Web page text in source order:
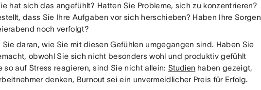
hat sich das angefühlt? Hatten Sie Probleme, sich zu konzentrieren?
dass Sie Ihre Aufgaben vor sich herschieben? Haben Ihre Sorgen
noch verfolgt?
daran, wie Sie mit diesen Gefühlen umgegangen sind. Haben Sie
obwohl Sie sich nicht besonders wohl und produktiv gefühlt
so auf Stress reagieren, sind Sie nicht allein: Studien haben gezeigt,
denken, Burnout sei ein unvermeidlicher Preis für Erfolg.